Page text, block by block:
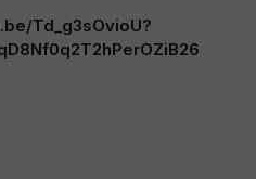
Td_g3sOvioU?